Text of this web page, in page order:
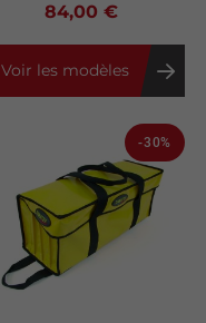
84,00 €
Voir les modèles
-30%